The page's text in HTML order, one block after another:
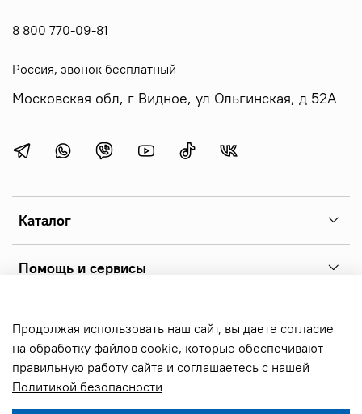
В корзину
Каталог
Помощь и сервисы
8 800 770-09-81
Россия, звонок бесплатный
Московская обл, г Видное, ул Ольгинская, д 52А
Copyright 2026 © sonoff.ru - фирменный интернет-магазин
реле sonoff, выключателей и аксессуаров. Все права
защищены.
Продолжая использовать наш сайт, вы даете согласие
на обработку файлов cookie, которые обеспечивают
правильную работу сайта и соглашаетесь с нашей
Политикой безопасности